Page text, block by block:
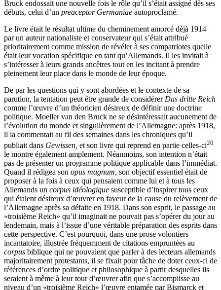
Bruck endossait une nouvelle fois le rôle qu’il s’était assigné dès ses
débuts, celui d’un preaceptor Germaniae autoproclamé.
Le livre était le résultat ultime du cheminement amorcé déjà 1914
par un auteur nationaliste et conservateur qui s’était attribué
prioritairement comme mission de révéler à ses compatriotes quelle
était leur vocation spécifique en tant qu’Allemands. Il les invitait à
s’intéresser à leurs grands ancêtres tout en les incitant à prendre
pleinement leur place dans le monde de leur époque.
De par les questions qui y sont abordées et le contexte de sa
parution, la tentation peut être grande de considérer Das dritte Reich
comme l’œuvre d’un théoricien désireux de définir une doctrine
politique. Moeller van den Bruck ne se désintéressait aucunement de
l’évolution du monde et singulièrement de l’Allemagne: après 1918,
il la commentait au fil des semaines dans les chroniques qu’il
publiait dans Gewissen, et son livre qui reprend en partie celles-ci20
le montre également amplement. Néanmoins, son intention n’était
pas de présenter un programme politique applicable dans l’immédiat.
Quand il rédigea son opus magnum, son objectif essentiel était de
proposer à la fois à ceux qui pensaient comme lui et à tous les
Allemands un corpus idéologique susceptible d’inspirer tous ceux
qui étaient désireux d’œuvrer en faveur de la cause du relèvement de
l’Allemagne après sa défaite en 1918. Dans son esprit, le passage au
«troisième Reich» qu’il imaginait ne pouvait pas s’opérer du jour au
lendemain, mais à l’issue d’une véritable préparation des esprits dans
cette perspective. C’est pourquoi, dans une prose volontiers
incantatoire, illustrée fréquemment de citations empruntées au
corpus biblique qui ne pouvaient que parler à des lecteurs allemands
majoritairement protestants, il se fixait pour tâche de doter ceux-ci de
références d’ordre politique et philosophique à partir desquelles ils
seraient à même à leur tour d’œuvrer afin que s’accomplisse au
niveau d’un «troisième Reich» l’œuvre entamée par Bismarck et